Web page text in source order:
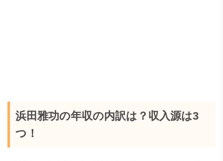
浜田雅功の年収の内訳は？収入源は3
つ！